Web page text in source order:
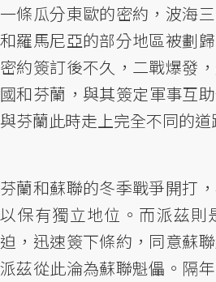
一條瓜分東歐的密約，波海
和羅馬尼亞的部分地區被劃
密約簽訂後不久，二戰爆發
國和芬蘭，與其簽定軍事互
與芬蘭此時走上完全不同的道
芬蘭和蘇聯的冬季戰爭開打
以保有獨立地位。而派茲則
迫，迅速簽下條約，同意蘇
派茲從此淪為蘇聯魁儡。隔